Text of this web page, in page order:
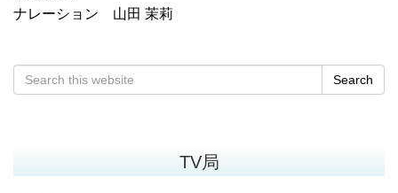
ナレーション 山田 茉莉
Search
TV局